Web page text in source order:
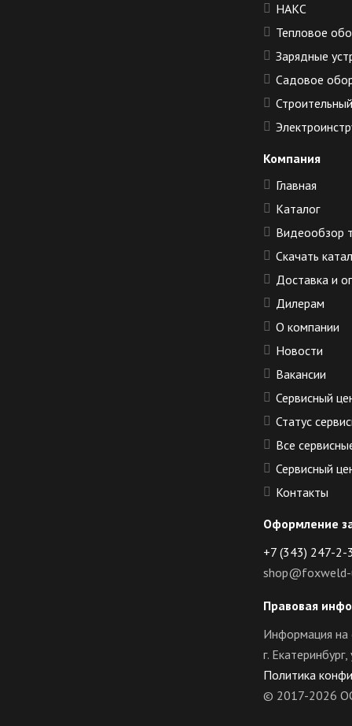
НАКС
Тепловое
Зарядные
Садовое
Компания
Главная
Каталог
Видеообзор
Скачать
Доставка и
Дилерам
О компании
Новости
Вакансии
Сервисный
Статус
Все
Сервисный
Контакты
Оформление
+7 (343) 247-2-
Правовая
Информация на
г.
Политика
© 2017-2026